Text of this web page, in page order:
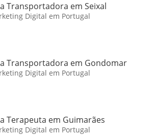
Transportadora em Seixal
Digital em Portugal
Transportadora em Gondomar
Digital em Portugal
Terapeuta em Guimarães
Digital em Portugal